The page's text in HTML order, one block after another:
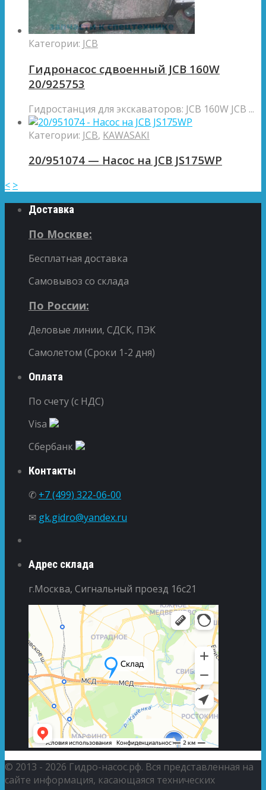
Категории: JCB
Гидронасос сдвоенный JCB 160W
20/925753
Гидростанция для экскаваторов: JCB 160W JCB ...
Категории: JCB, KAWASAKI
20/951074 — Насос на JCB JS175WP
< >
Доставка
По Москве:
Бесплатная доставка
Самовывоз со склада
По России:
Деловые линии, СДСК, ПЭК
Самолетом (Сроки 1-2 дня)
Оплата
По счету (с НДС)
Visa
Сбербанк
Контакты
✆ +7 (499) 322-06-00
✉ gk.gidro@yandex.ru
Адрес склада
г.Москва, Сигнальный проезд 16с21
© 2013 - 2026 Гидро-насос.рф. Вся представленная на
сайте информация, касающаяся технических